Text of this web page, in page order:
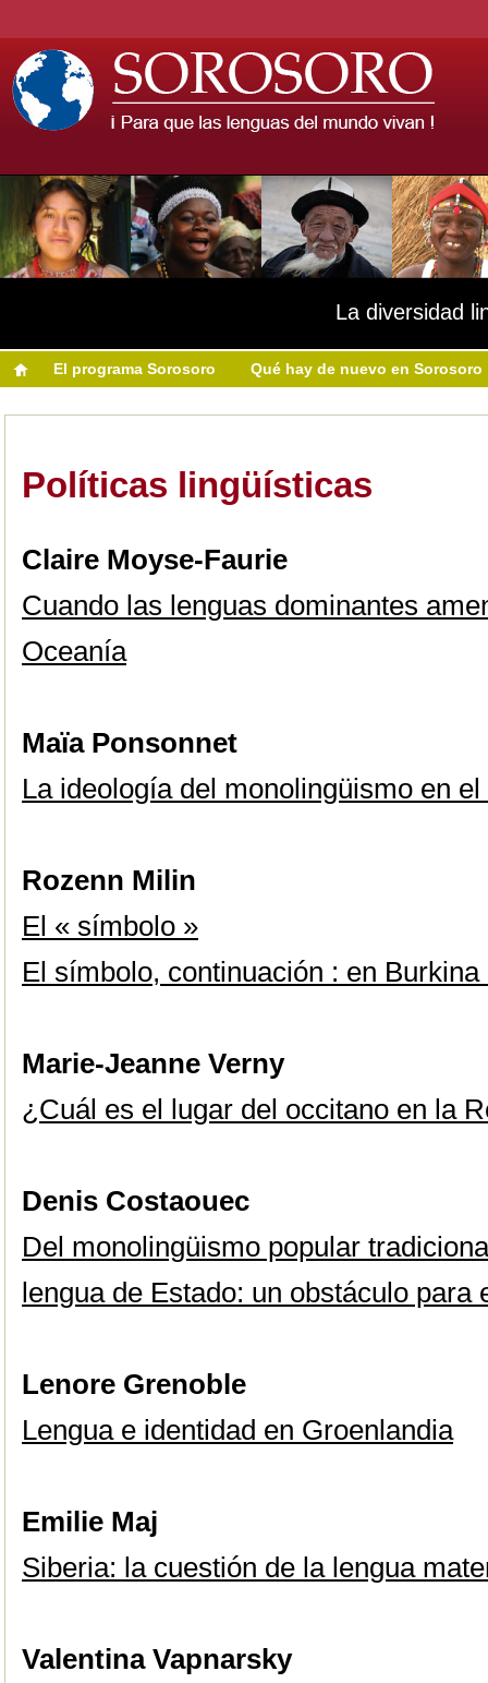
La diversidad
El programa Sorosoro Qué hay de nuevo en Sorosoro
Políticas lingüísticas
Claire Moyse-Faurie
Cuando las lenguas dominantes
Oceanía
Maïa Ponsonnet
La ideología del monolingüismo en
Rozenn Milin
El « símbolo »
El símbolo, continuación : en Burkina
Marie-Jeanne Verny
¿Cuál es el lugar del occitano en la
Denis Costaouec
Del monolingüismo popular
lengua de Estado: un obstáculo para
Lenore Grenoble
Lengua e identidad en Groenlandia
Emilie Maj
Siberia: la cuestión de la lengua
Valentina Vapnarsky